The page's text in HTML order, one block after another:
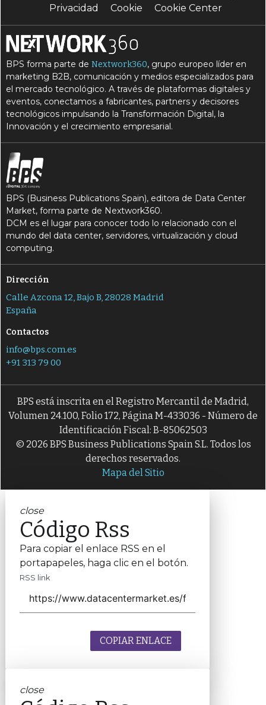
Privacidad
Cookie Cookie Center
BPS forma parte deNextwork360, grupo europeo líder en
marketing B2B, comunicación y medios especializados para
el mercado tecnológico. A través de plataformas digitales y
eventos, conectamos a fabricantes, partners y decisores
tecnológicos impulsando la Transformación Digital, la
Innovación y el crecimiento empresarial.
BPS (Business Publications Spain), editora de Data Center
Market, forma parte de Nextwork360.
DCM es el lugar para conocer todo lo relacionado con el
mundo del data center, servidores, virtualización y cloud
computing.
Dirección
Calle Azcona 12, Bajo B, 28028 Madrid
España
Contactos
info@bps.com.es
+91 313 79 00
BPS está inscrita en el Registro Mercantil de Madrid,
Volumen 24.100, Folio 172, Página M-433036 - Número de
Identificación Fiscal: B-85062503
© 2026 BPS Business Publications Spain S.L. Todos los
derechos reservados.
Mapa del Sitio
close
Código Rss
Para copiar el enlace RSS en el
portapapeles, haga clic en el botón.
RSS link
COPIAR ENLACE
close